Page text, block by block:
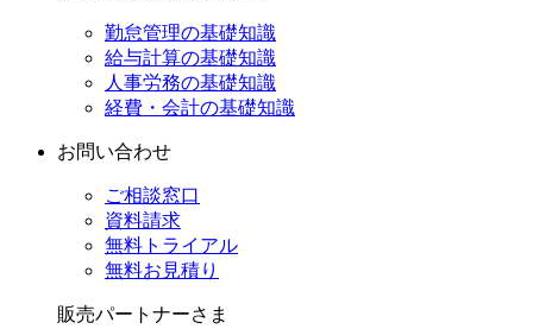
勤怠管理の基礎知識
給与計算の基礎知識
人事労務の基礎知識
経費・会計の基礎知識
お問い合わせ
ご相談窓口
資料請求
無料トライアル
無料お見積り
販売パートナーさま